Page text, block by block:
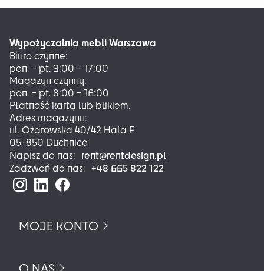
wariantów.
wybrać
Wypożyczalnia mebli Warszawa
Biuro czynne:
pon. – pt. 9:00 – 17:00
Magazyn czynny:
pon. – pt. 8:00 – 16:00
Płatność kartą lub blikiem.
Adres magazynu:
ul. Ożarowska 40/42 Hala F
05-850 Duchnice
Napisz do nas: rent@rentdesign.pl
Zadzwoń do nas: +48 665 822 122
MOJE KONTO